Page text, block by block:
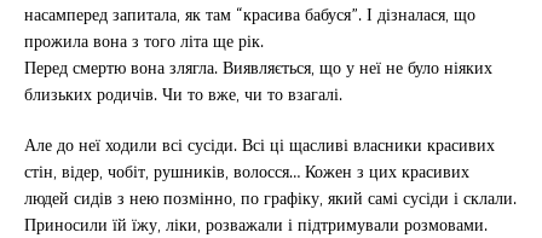
насамперед запитала, як там “красива бабуся”. І дізналася, що
прожила вона з того літа ще рік.
Перед смертю вона злягла. Виявляється, що у неї не було ніяких
близьких родичів. Чи то вже, чи то взагалі.
Але до неї ходили всі сусіди. Всі ці щасливі власники красивих
стін, відер, чобіт, рушників, волосся… Кожен з цих красивих
людей сидів з нею позмінно, по графіку, який самі сусіди і склали.
Приносили їй їжу, ліки, розважали і підтримували розмовами.